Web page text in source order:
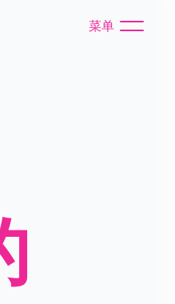
菜单